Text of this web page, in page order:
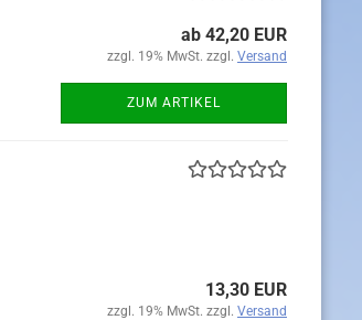
ab 42,20 EUR
zzgl. 19% MwSt. zzgl. Versand
ZUM ARTIKEL
13,30 EUR
zzgl. 19% MwSt. zzgl. Versand